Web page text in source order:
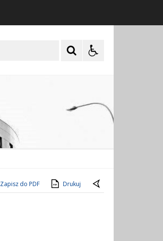
Zapisz do PDF Drukuj